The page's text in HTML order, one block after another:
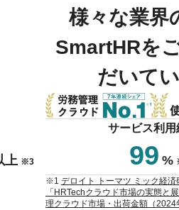
様々な業界
SmartHRを
だいて
上 ※3
サービス利用
99 %
※1 デロイト トーマツ ミック経済
「HRTechクラウド市場の実態と
理クラウド市場・出荷金額（2024